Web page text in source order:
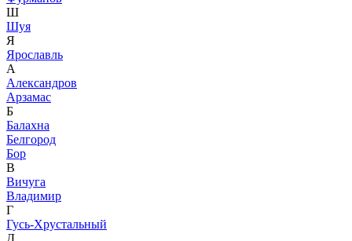
Ш
Шуя
Я
Ярославль
А
Александров
Арзамас
Б
Балахна
Белгород
Бор
В
Вичуга
Владимир
Г
Гусь-Хрустальный
Д